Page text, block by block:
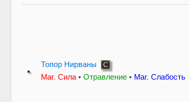
Топор Нирваны
Маг. Сила • Отравление • Маг. Слабость